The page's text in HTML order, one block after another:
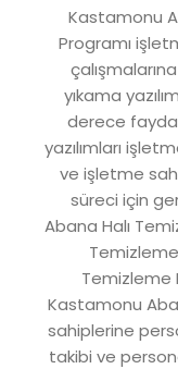
Kastamonu
Programı
yıkama
derece
yazılımları
ve işletme
süreci için
Abana Halı
Temizleme
Kastamonu
sahiplerine
takibi ve